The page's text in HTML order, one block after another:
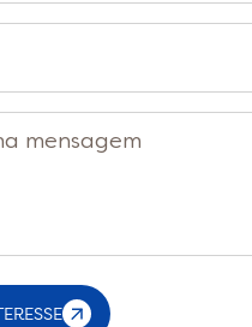
mensagem
este campo